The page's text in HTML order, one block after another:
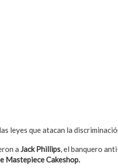
leyes que atacan la
a Jack Phillips, el banquero
Mastepiece Cakeshop.